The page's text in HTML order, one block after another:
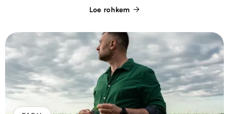
Loe rohkem 